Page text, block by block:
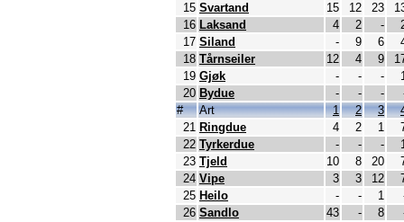
15 Svartand 15 12 23
16 Laksand 4 2 -
17 Siland - 9 6
18 Tårnseiler 12 4 9
19 Gjøk - - -
20 Bydue - - -
#
Art 1 2 3
21 Ringdue 4 2 1
22 Tyrkerdue - - -
23 Tjeld 10 8 20
24 Vipe 3 3 12
25 Heilo - - 1
26 Sandlo 43 - 8